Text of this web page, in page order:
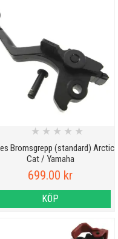
Bromsgrepp (standard) Arctic
Cat / Yamaha
★ ★ ★ ★ ★
699.00 kr
KÖP